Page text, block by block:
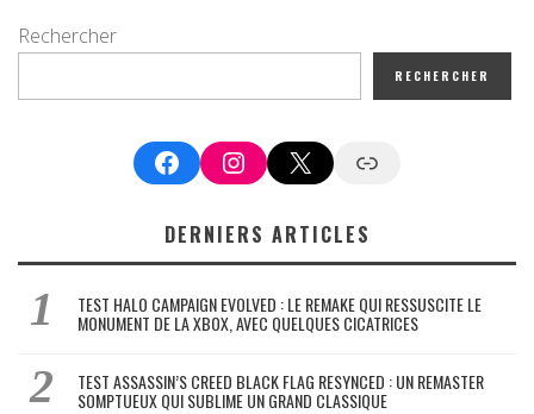
Rechercher
RECHERCHER
FacebookInstagram
X Google News
DERNIERS ARTICLES
TEST HALO CAMPAIGN EVOLVED : LE REMAKE QUI RESSUSCITE LE
MONUMENT DE LA XBOX, AVEC QUELQUES CICATRICES
TEST ASSASSIN’S CREED BLACK FLAG RESYNCED : UN REMASTER
SOMPTUEUX QUI SUBLIME UN GRAND CLASSIQUE